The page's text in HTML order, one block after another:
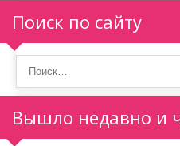
г
и
н
а
Поиск по сайту
Вышло недавно и